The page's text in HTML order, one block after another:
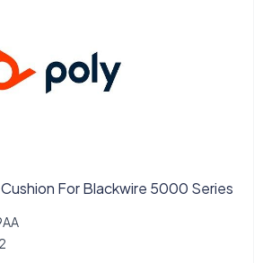
For Blackwire 5000 Series